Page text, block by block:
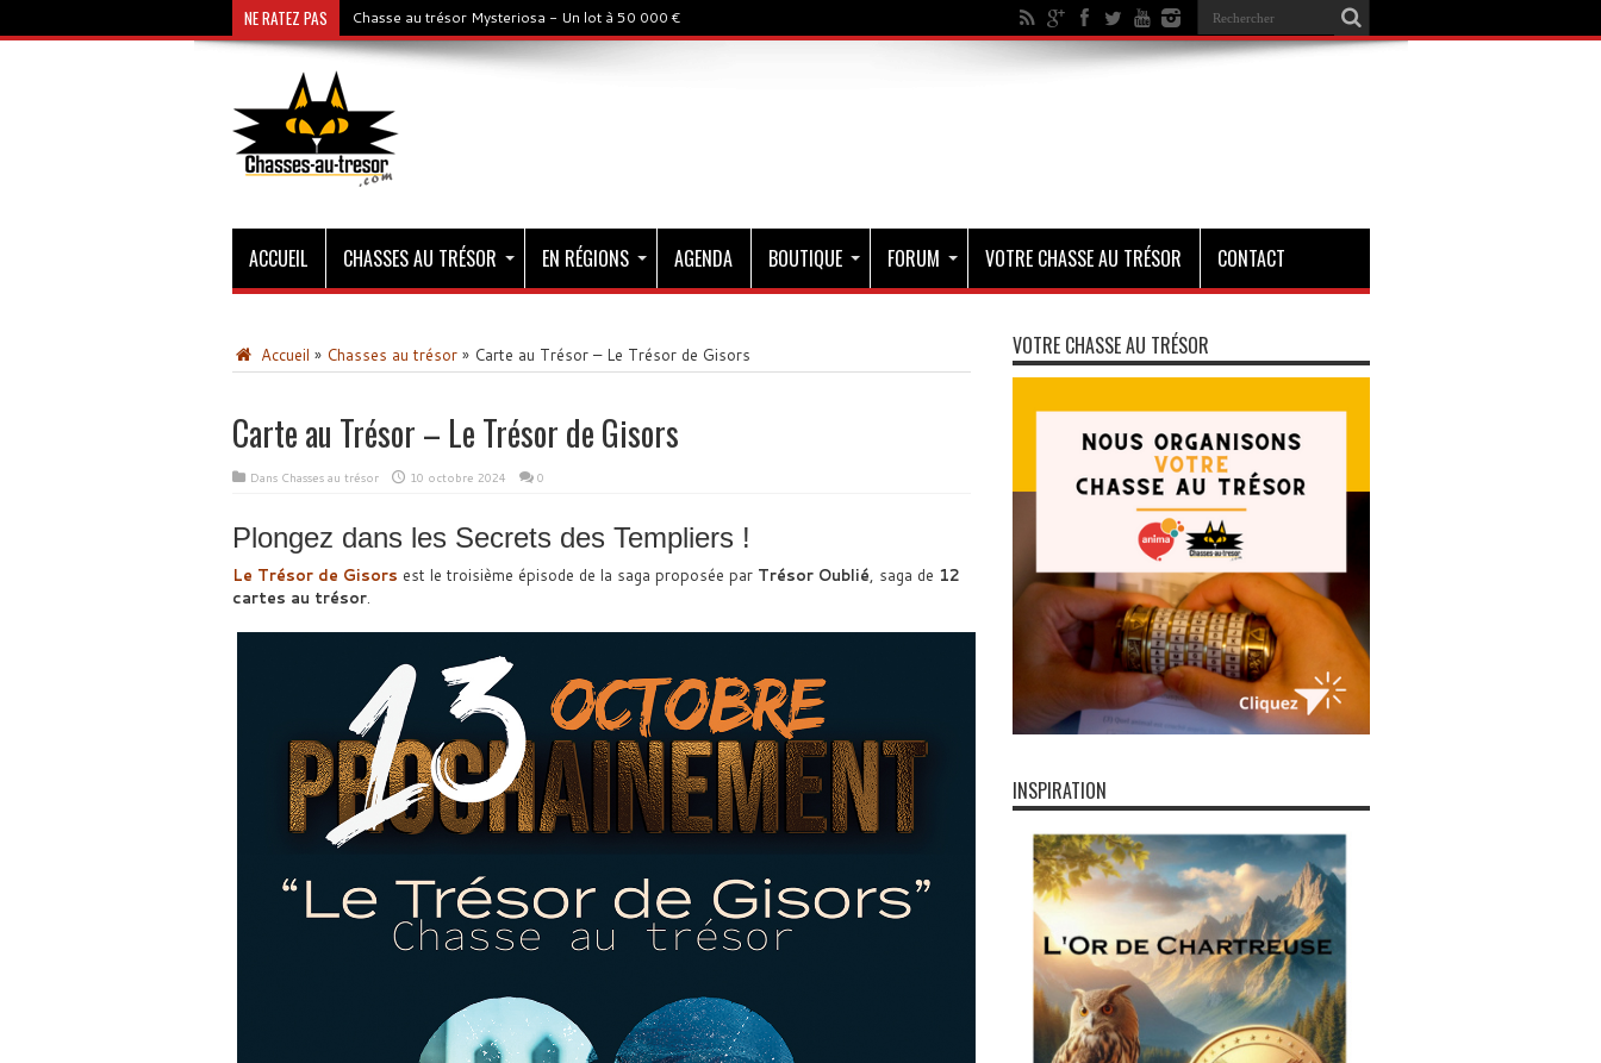
NE RATEZ PAS Chasse au trésor Mysteriosa - Un lot à 50 000 €
ACCUEIL CHASSES AU TRÉSOR EN RÉGIONS AGENDA BOUTIQUE FORUM VOTRE CHASSE AU TRÉSOR CONTACT
Accueil » Chasses au trésor » Carte au Trésor – Le Trésor de Gisors
Carte au Trésor – Le Trésor de Gisors
Dans Chasses au trésor 10 octobre 2024 0
Plongez dans les Secrets des Templiers !
Le Trésor de Gisors est le troisième épisode de la saga proposée par Trésor Oublié, saga de 12
cartes au trésor.
VOTRE CHASSE AU TRÉSOR
INSPIRATION